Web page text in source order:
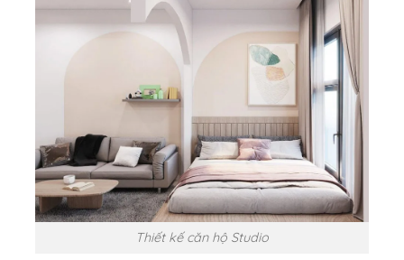
Thiết kế căn hộ Studio